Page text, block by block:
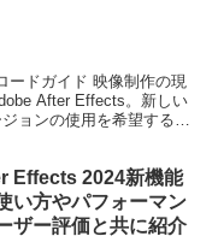
ードガイド 映像制作の現
After Effects。新しい
ョンの使用を希望する方
Effects 2024新機能
い方やパフォーマン
ザー評価と共に紹介